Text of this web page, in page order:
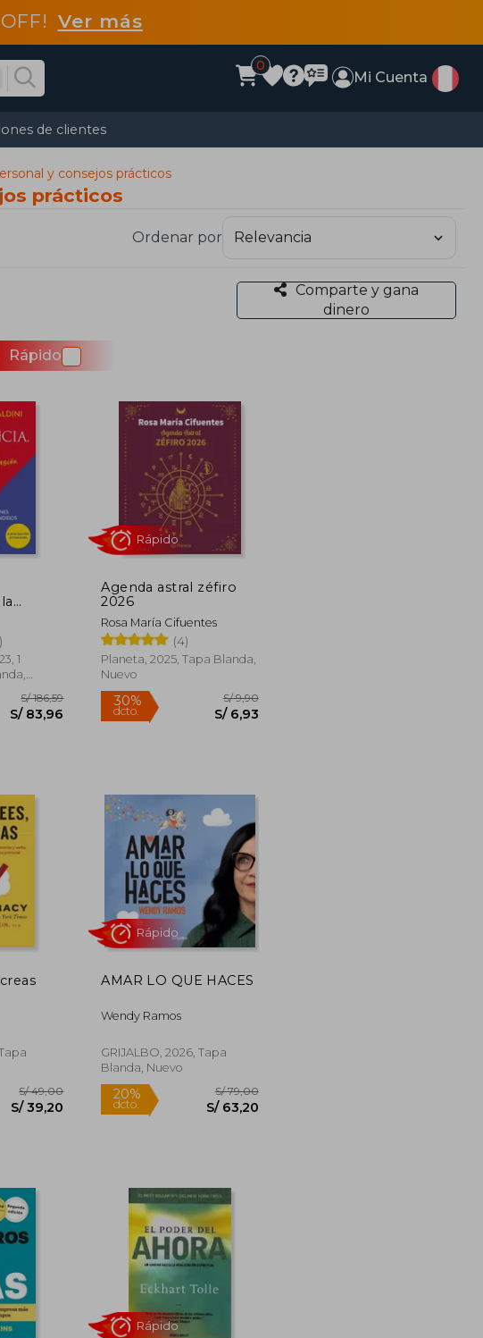
Ver más
0
Mi Cuenta
de clientes
y consejos prácticos
prácticos
Ordenar por
Comparte y gana
dinero
Rápido
1
S/ 83,96
Agenda astral zéfiro
2026
Rosa María Cifuentes
(4)
Planeta, 2025, Tapa Blanda,
Nuevo
S/ 49,00
S/ 39,20
AMAR LO QUE HACES
Wendy Ramos
GRIJALBO, 2026, Tapa
Blanda, Nuevo
20%
dcto.